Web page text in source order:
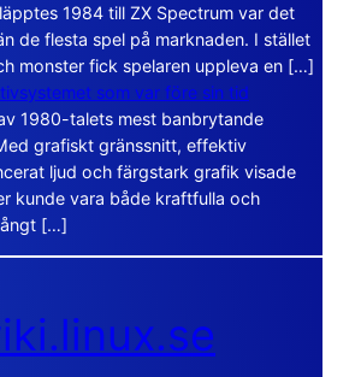
1984 till ZX Spectrum var det
de flesta spel på marknaden. I stället
monster fick spelaren uppleva en […]
som var före sin tid
1980-talets mest banbrytande
grafiskt gränssnitt, effektiv
ljud och färgstark grafik visade
kunde vara både kraftfulla och
[…]